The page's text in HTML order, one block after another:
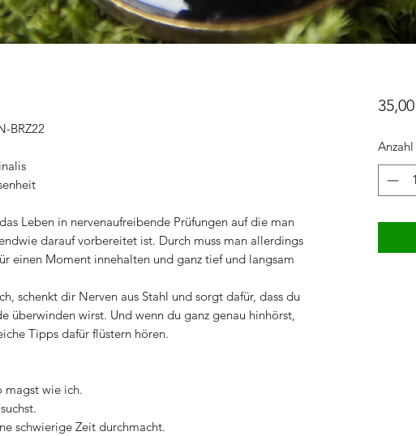
BRZ22
Leben in nervenaufreibende Prüfungen auf die man
darauf vorbereitet ist. Durch muss man allerdings
einen Moment innehalten und ganz tief und langsam
schenkt dir Nerven aus Stahl und sorgt dafür, dass du
überwinden wirst. Und wenn du ganz genau hinhörst,
Tipps dafür flüstern hören.
magst wie ich.
schwierige Zeit durchmacht.
Anzahl